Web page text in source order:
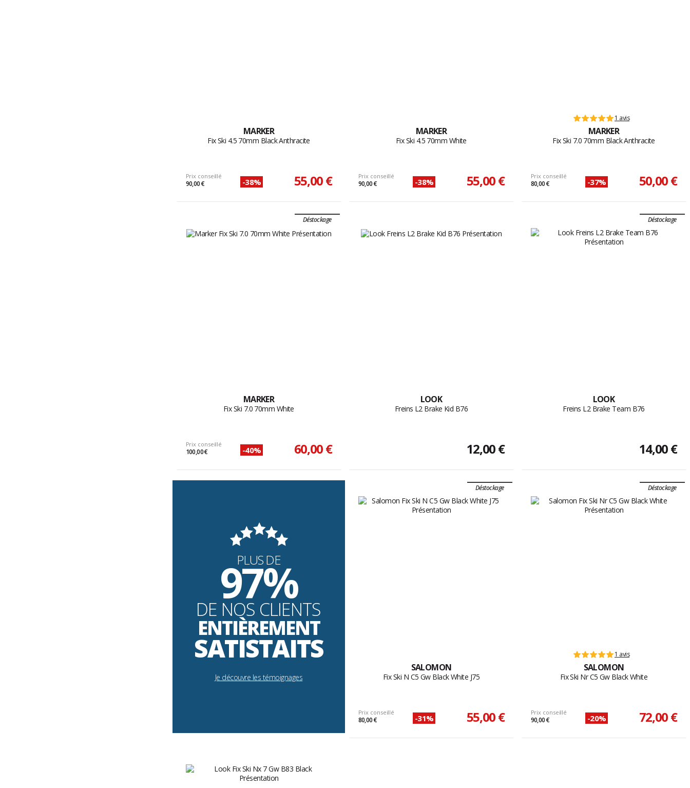
MARKER
Fix Ski 4.5 70mm Black Anthracite
Prix conseillé
90,00 € -38% 55,00 €
MARKER
Fix Ski 4.5 70mm White
Prix conseillé
90,00 € -38% 55,00 €
1 avis
MARKER
Fix Ski 7.0 70mm Black Anthracite
Prix conseillé
80,00 € -37% 50,00 €
Déstockage
MARKER
Fix Ski 7.0 70mm White
Prix conseillé
100,00 € -40% 60,00 €
LOOK
Freins L2 Brake Kid B76
12,00 €
Déstockage
LOOK
Freins L2 Brake Team B76
14,00 €
PLUS DE
97%
DE NOS CLIENTS
ENTIÈREMENT
SATISTAITS
Je découvre les témoignages
Déstockage
SALOMON
Fix Ski N C5 Gw Black White J75
Prix conseillé
80,00 € -31% 55,00 €
Déstockage
1 avis
SALOMON
Fix Ski Nr C5 Gw Black White
Prix conseillé
90,00 € -20% 72,00 €